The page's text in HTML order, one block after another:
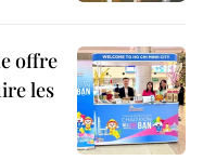
offre
les